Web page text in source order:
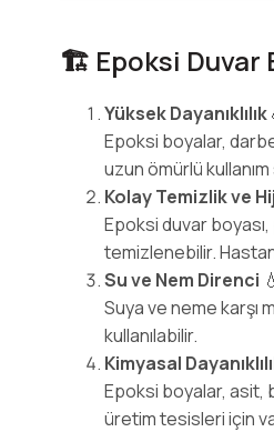
🏗️ Epoksi Duvar
Yüksek Dayanıklılık
Epoksi boyalar,
uzun ömürlü
Kolay Temizlik ve
Epoksi duvar
temizlenebilir.
Su ve Nem Direnci 💧
Suya ve neme karşı
kullanılabilir.
Kimyasal
Epoksi boyalar, asit,
üretim tesisleri için